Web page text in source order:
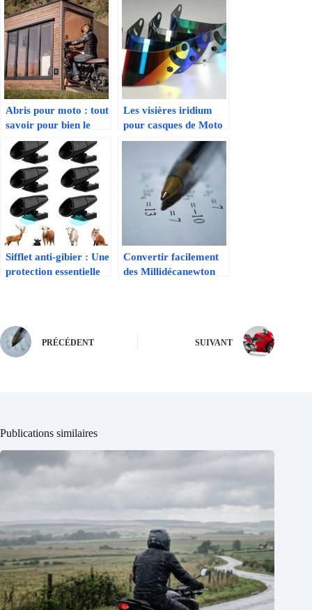
Abris pour moto : tout
savoir pour bien le
choisir
Les visières iridium
pour casques de Moto
: bonne ou mauvaise
Sifflet anti-gibier : Une
protection essentielle
Convertir facilement
des Millidécanewton
PRÉCÉDENT SUIVANT
Publications similaires